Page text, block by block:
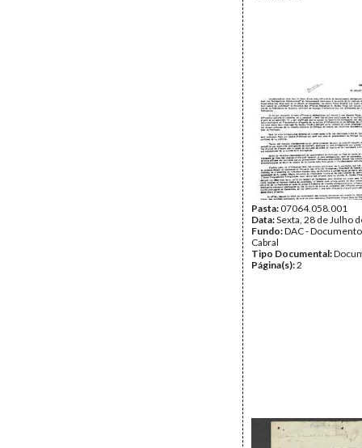
Pasta:07064.058.001
Data:Sexta, 28 de Julho
Fundo:DAC -
Cabral
Tipo Documental:
Página(s):2